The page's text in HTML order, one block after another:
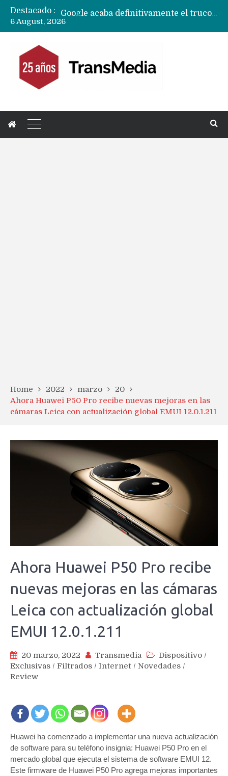
Destacado :
6 August, 2026
Home 2022 marzo
20
Ahora Huawei P50 Pro recibe nuevas mejoras en las
cámaras Leica con actualización global EMUI 12.0.1.211
Ahora Huawei P50 Pro recibe
nuevas mejoras en las cámaras
Leica con actualización global
EMUI 12.0.1.211
20 marzo, 2022 Transmedia Dispositivo /
Exclusivas / Filtrados / Internet / Novedades /
Review
Huawei ha comenzado a implementar una nueva actualización
de software para su teléfono insignia: Huawei P50 Pro en el
mercado global que ejecuta el sistema de software EMUI 12.
Este firmware de Huawei P50 Pro agrega mejoras importantes